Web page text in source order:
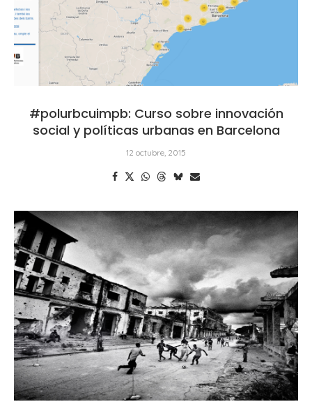
#polurbcuimpb: Curso sobre innovación
social y políticas urbanas en Barcelona
12 octubre, 2015